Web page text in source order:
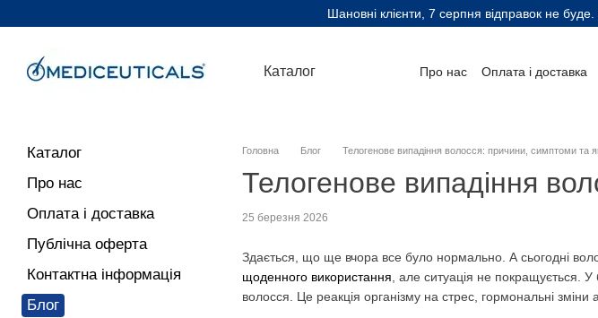
Шановні клієнти, 7 серпня відправок не
Каталог Про нас Оплата і доставка
Головна Блог Телогенове випадіння волосся: причини, симптоми та
Телогенове випадіння
25 березня 2026
Здається, що ще вчора все було нормально. А сьогодні
щоденного використання, але ситуація не покращується.
волосся. Це реакція організму на стрес, гормональні
Каталог
Про нас
Оплата і доставка
Публічна оферта
Контактна інформація
Блог